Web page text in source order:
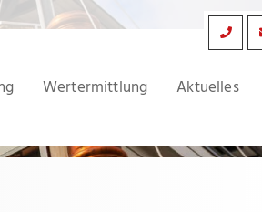
Wertermittlung Aktuelles